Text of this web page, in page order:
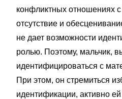
конфликтных отношениях
отсутствие и
не дает возможности
ролью. Поэтому, мальчик,
идентифицироваться с
При этом, он стремиться
идентификации, активно